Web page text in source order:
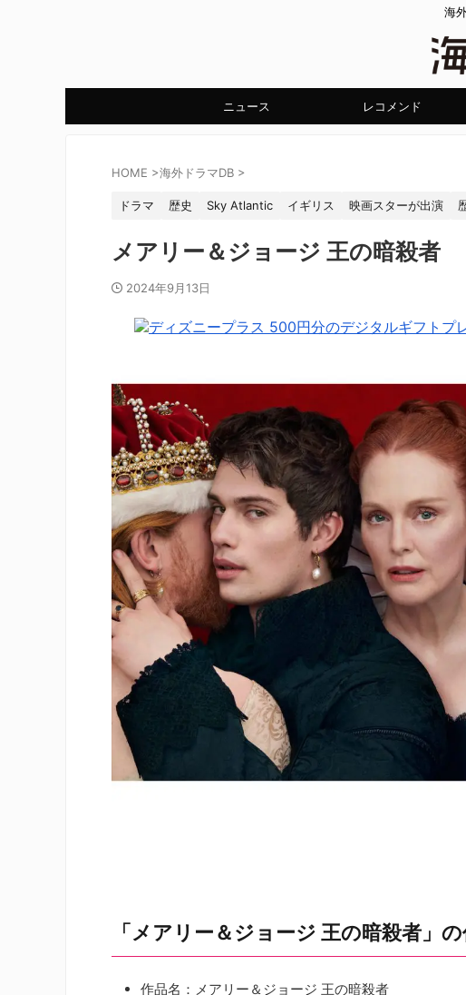
海
ニュース レコメンド
HOME >海外ドラマDB >
ドラマ 歴史 Sky Atlantic イギリス 映画スターが出演
メアリー＆ジョージ 王の暗殺者
2024年9月13日
「メアリー＆ジョージ 王の暗殺者」
作品名：メアリー＆ジョージ 王の暗殺者